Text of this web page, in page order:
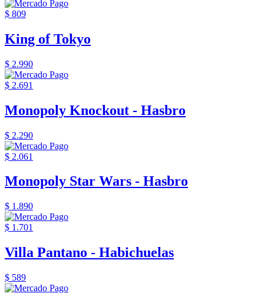
$ 809
King of Tokyo
$ 2.990
$ 2.691
Monopoly Knockout - Hasbro
$ 2.290
$ 2.061
Monopoly Star Wars - Hasbro
$ 1.890
$ 1.701
Villa Pantano - Habichuelas
$ 589